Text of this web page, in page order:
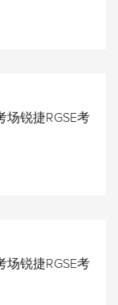
锐捷RGSE考
锐捷RGSE考